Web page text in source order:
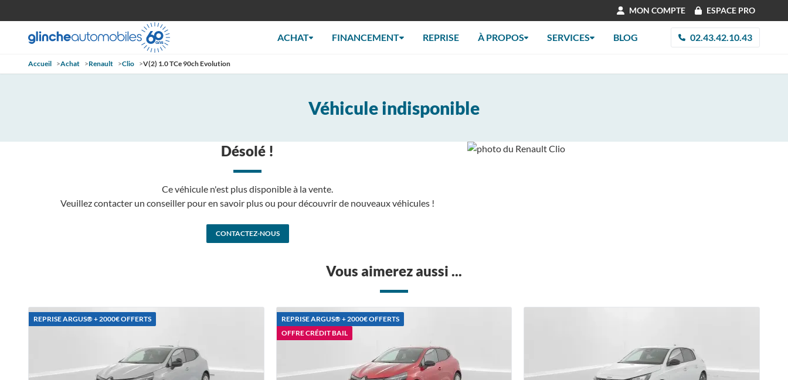
MON COMPTE ESPACE PRO
ACHAT FINANCEMENT REPRISE À PROPOS SERVICES BLOG 02.43.42.10.43
Accueil >Achat >Renault >Clio >V(2) 1.0 TCe 90ch Evolution
Véhicule indisponible
Désolé !
Ce véhicule n'est plus disponible à la vente.
Veuillez contacter un conseiller pour en savoir plus ou pour découvrir de nouveaux véhicules !
CONTACTEZ-NOUS
Vous aimerez aussi ...
REPRISE ARGUS®️ + 2000€ OFFERTS
REPRISE ARGUS®️ + 2000€ OFFERTS
OFFRE CRÉDIT BAIL